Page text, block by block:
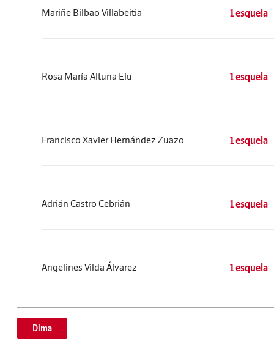
Mariñe Bilbao Villabeitia 1 esquela
Rosa María Altuna Elu 1 esquela
Francisco Xavier Hernández Zuazo 1 esquela
Adrián Castro Cebrián 1 esquela
Angelines Vilda Álvarez 1 esquela
Dima